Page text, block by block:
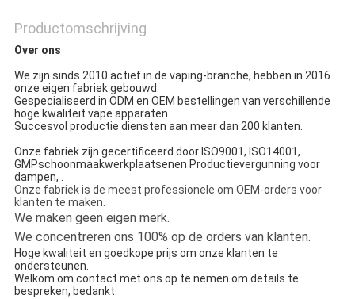
Productomschrijving
Over ons
We zijn sinds 2010 actief in de vaping-branche, hebben in 2016
onze eigen fabriek gebouwd.
Gespecialiseerd in ODM en OEM bestellingen van verschillende
hoge kwaliteit vape apparaten.
Succesvol productie diensten aan meer dan 200 klanten.
Onze fabriek zijn gecertificeerd door ISO9001, ISO14001,
GMPschoonmaakwerkplaatsenen Productievergunning voor
dampen, .
Onze fabriek is de meest professionele om OEM-orders voor
klanten te maken.
We maken geen eigen merk.
We concentreren ons 100% op de orders van klanten.
Hoge kwaliteit en goedkope prijs om onze klanten te
ondersteunen.
Welkom om contact met ons op te nemen om details te
bespreken, bedankt.